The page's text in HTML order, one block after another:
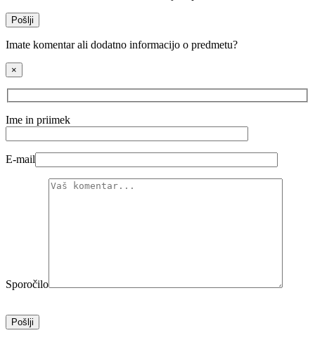
Pošlji
Imate komentar ali dodatno informacijo o predmetu?
×
Ime in priimek
E-mail
Sporočilo